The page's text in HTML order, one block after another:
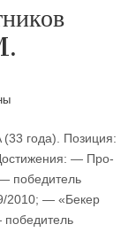
(33 года). Позиция:
— Про-
победитель
2010; — «Бекер